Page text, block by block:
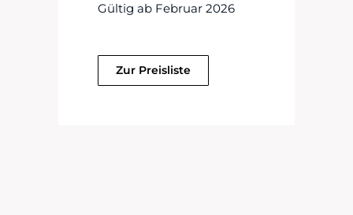
Gültig ab Februar 2026
Zur Preisliste